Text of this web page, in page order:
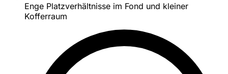
Enge Platzverhältnisse im Fond und kleiner
Kofferraum